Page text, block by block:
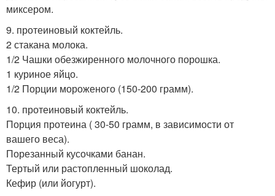
миксером.
9. протеиновый коктейль.
2 стакана молока.
1/2 Чашки обезжиренного молочного порошка.
1 куриное яйцо.
1/2 Порции мороженого (150-200 грамм).
10. протеиновый коктейль.
Порция протеина ( 30-50 грамм, в зависимости от
вашего веса).
Порезанный кусочками банан.
Тертый или растопленный шоколад.
Кефир (или йогурт).